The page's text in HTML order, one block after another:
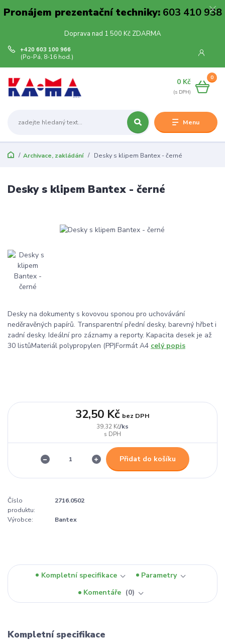
Pronájem prezentační techniky:603 410 938
Doprava nad 1 500 Kč ZDARMA
Menu
+420 603 100 966
(Po-Pá, 8-16 hod.)
0
0 Kč
Archivace, zakládání Desky s klipem Bantex - černé
Desky s klipem Bantex - černé
Desky na dokumenty s kovovou sponou pro uchovávání
neděravěných papírů. Transparentní přední desky, barevný hřbet i
zadní desky. Ideální pro záznamy a reporty. Kapacita desek je až
30 listůMateriál polypropylen (PP)Formát A4 celý popis
39,32 Kč/ks
32,50 Kč bez DPH
Přidat do košíku
Číslo
produktu:
2716.0502
Výrobce: Bantex
Kompletní specifikace
Parametry
Komentáře
0
Kompletní specifikace